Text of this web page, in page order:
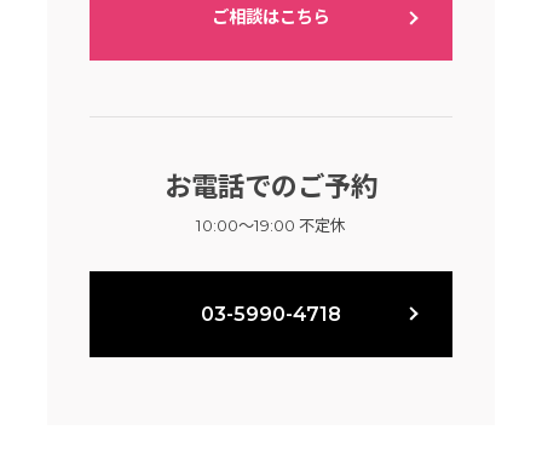
ご相談はこちら
お電話でのご予約
10:00～19:00 不定休
03-5990-4718